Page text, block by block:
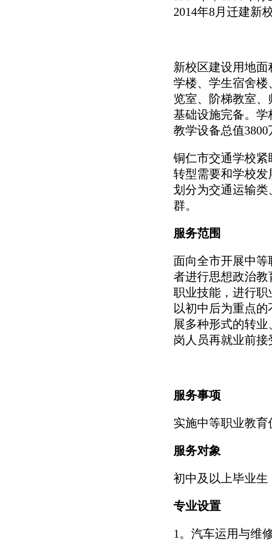
2014年8月迁建新
新校区建设用地面
学楼、学生宿舍楼
览室、阶梯教室、
基础设施完备。学
教学设备总值3800
铜仁市交通学校紧
转型需要和学校
划分为交通运输
群。
服务范围
面向全市开展中
者进行思想政治
职业技能，进行
以初中后为重点
展多种形式的转
岗人员再就业前接
服务事项
实施中等职业教
服务对象
初中及以上毕业生
专业设置
1。汽车运用与维